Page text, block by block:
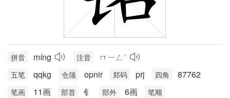
拼音 míng 注音 ㄇㄧㄥˊ
五笔 qqkg 仓颉 opnir 郑码 prj 四角 87762
笔画 11画 部首 钅 部外 6画 笔顺